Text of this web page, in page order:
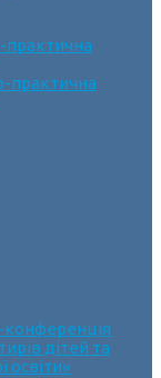
практична
практична
конференція
дітей та
освіти»